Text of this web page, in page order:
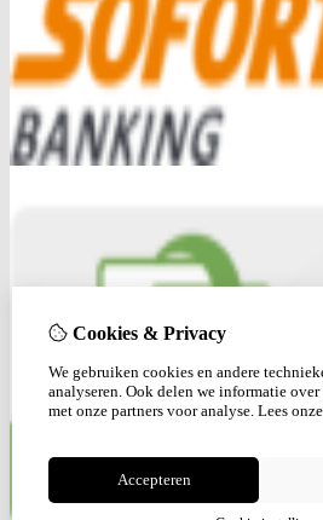
Cookies & Privacy
We gebruiken cookies en andere
analyseren. Ook delen we informatie
met onze partners voor analyse. Lees
Accepteren